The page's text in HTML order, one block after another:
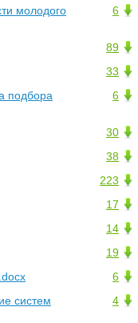
6
молодого
89
33
6
подбора
30
38
223
17
14
19
6
4
систем